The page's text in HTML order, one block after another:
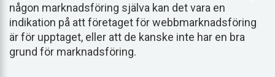
någon marknadsföring själva kan det vara en
indikation på att företaget för webbmarknadsföring
är för upptaget, eller att de kanske inte har en bra
grund för marknadsföring.